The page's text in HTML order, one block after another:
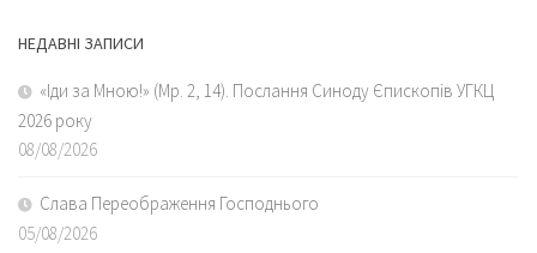
НЕДАВНІ ЗАПИСИ
«Іди за Мною!» (Мр. 2, 14). Послання Синоду Єпископів УГКЦ
2026 року
08/08/2026
Слава Переображення Господнього
05/08/2026